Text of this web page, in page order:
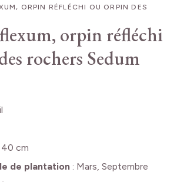
ORPIN RÉFLÉCHI OU ORPIN DES
orpin réfléchi
rochers Sedum
40 cm
de plantation : Mars, Septembre